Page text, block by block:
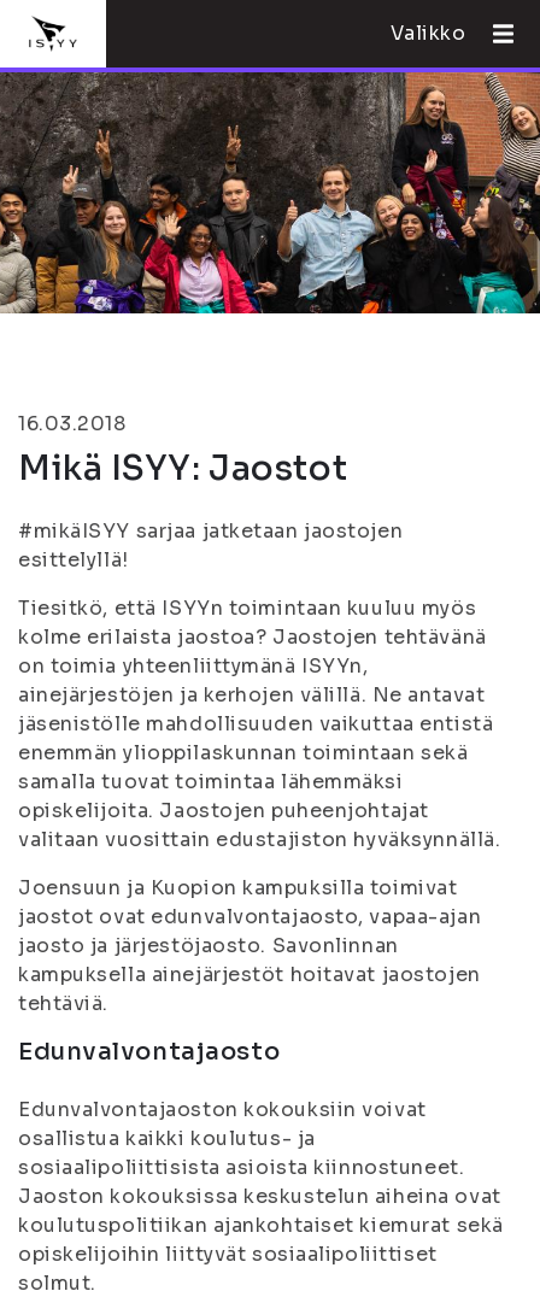
Valikko
16.03.2018
Mikä ISYY: Jaostot
#mikäISYY sarjaa jatketaan jaostojen
esittelyllä!
Tiesitkö, että ISYYn toimintaan kuuluu myös
kolme erilaista jaostoa? Jaostojen tehtävänä
on toimia yhteenliittymänä ISYYn,
ainejärjestöjen ja kerhojen välillä. Ne antavat
jäsenistölle mahdollisuuden vaikuttaa entistä
enemmän ylioppilaskunnan toimintaan sekä
samalla tuovat toimintaa lähemmäksi
opiskelijoita. Jaostojen puheenjohtajat
valitaan vuosittain edustajiston hyväksynnällä.
Joensuun ja Kuopion kampuksilla toimivat
jaostot ovat edunvalvontajaosto, vapaa-ajan
jaosto ja järjestöjaosto. Savonlinnan
kampuksella ainejärjestöt hoitavat jaostojen
tehtäviä.
Edunvalvontajaosto
Edunvalvontajaoston kokouksiin voivat
osallistua kaikki koulutus- ja
sosiaalipoliittisista asioista kiinnostuneet.
Jaoston kokouksissa keskustelun aiheina ovat
koulutuspolitiikan ajankohtaiset kiemurat sekä
opiskelijoihin liittyvät sosiaalipoliittiset
solmut.